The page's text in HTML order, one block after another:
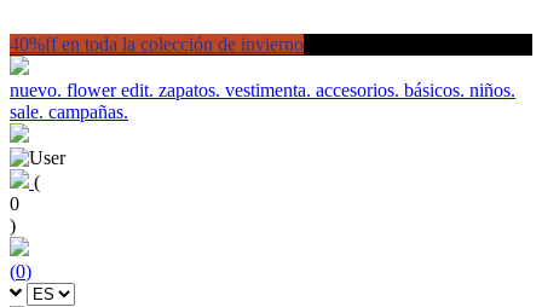
40%ff en toda la colección de invierno
nuevo. flower edit. zapatos. vestimenta. accesorios. básicos. niños.
sale. campañas.
(
0
)
(0)